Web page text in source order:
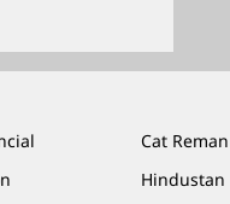
Cat Reman
Hindustan